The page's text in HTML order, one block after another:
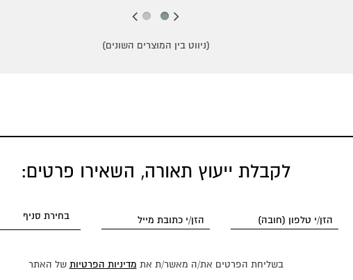
(ניווט בין המוצרים השונים)
לקבלת ייעוץ תאורה, השאירו פרטים:
בשליחת הפרטים את/ה מאשר/ת את מדיניות הפרטיות של האתר